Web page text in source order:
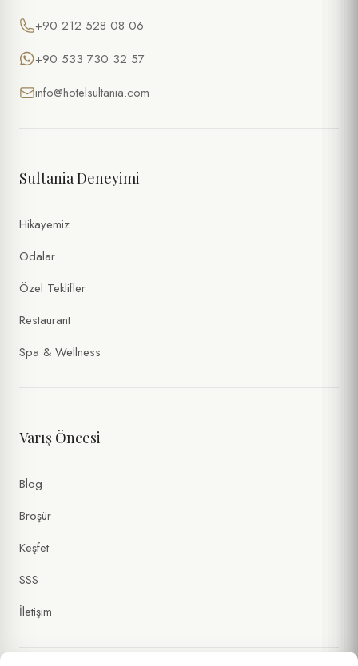
+90 212 528 08 06
+90 533 730 32 57
info@hotelsultania.com
Sultania Deneyimi
Hikayemiz
Odalar
Özel Teklifler
Restaurant
Spa & Wellness
Varış Öncesi
Blog
Broşür
Keşfet
SSS
İletişim